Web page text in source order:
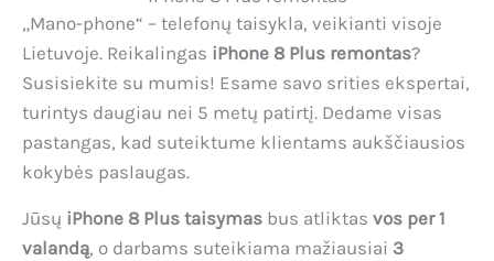
„Mano-phone“ – telefonų taisykla, veikianti visoje
Lietuvoje. Reikalingas iPhone 8 Plus remontas?
Susisiekite su mumis! Esame savo srities ekspertai,
turintys daugiau nei 5 metų patirtį. Dedame visas
pastangas, kad suteiktume klientams aukščiausios
kokybės paslaugas.
Jūsų iPhone 8 Plus taisymas bus atliktas vos per 1
valandą, o darbams suteikiama mažiausiai 3